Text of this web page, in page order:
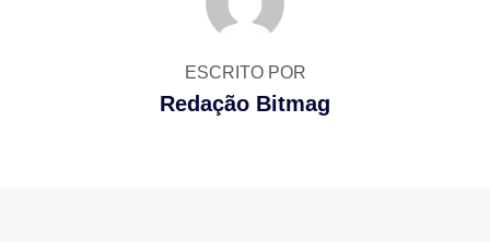
ESCRITO POR
Redação Bitmag